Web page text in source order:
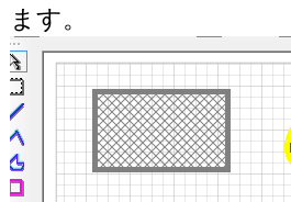
ます。